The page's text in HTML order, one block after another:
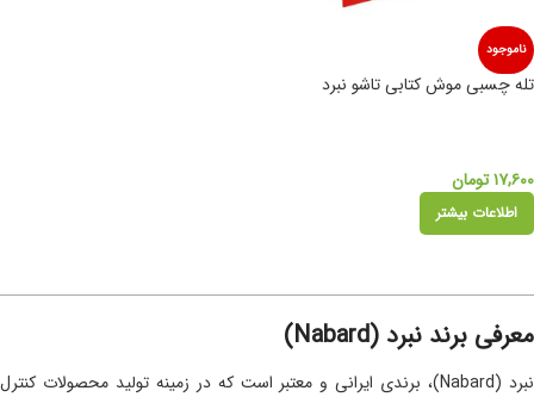
ناموجود
تله چسبی موش کتابی تاشو نبرد
۱۷,۶۰۰تومان
اطلاعات بیشتر
معرفی برند نبرد (Nabard)
نبرد (Nabard)، برندی ایرانی و معتبر است که در زمینه تولید محصولات کنترل